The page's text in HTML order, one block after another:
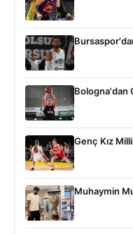
Bologna'dan
Genç Kız
Muhaymin